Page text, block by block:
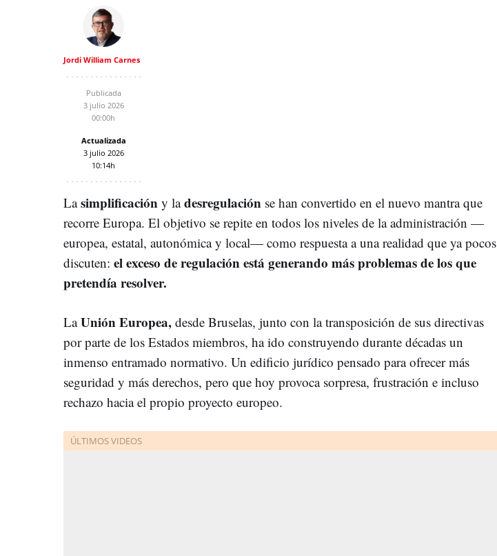
Jordi William Carnes
Publicada
3 julio 2026
00:00h
Actualizada
3 julio 2026
10:14h
Lasimplificación y ladesregulación se han convertido en el nuevo mantra que
recorre Europa. El objetivo se repite en todos los niveles de la administración —
europea, estatal, autonómica y local— como respuesta a una realidad que ya pocos
discuten: el exceso de regulación está generando más problemas de los que
pretendía resolver.
LaUnión Europea, desde Bruselas, junto con la transposición de sus directivas
por parte de los Estados miembros, ha ido construyendo durante décadas un
inmenso entramado normativo. Un edificio jurídico pensado para ofrecer más
seguridad y más derechos, pero que hoy provoca sorpresa, frustración e incluso
rechazo hacia el propio proyecto europeo.